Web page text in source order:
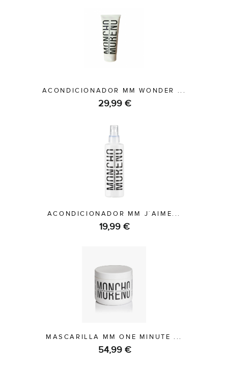
ACONDICIONADOR MM WONDER ...
29,99 €
ACONDICIONADOR MM J´AIME...
19,99 €
MASCARILLA MM ONE MINUTE ...
54,99 €